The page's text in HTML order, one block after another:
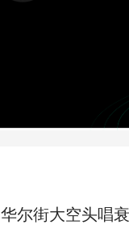
华尔街大空头唱